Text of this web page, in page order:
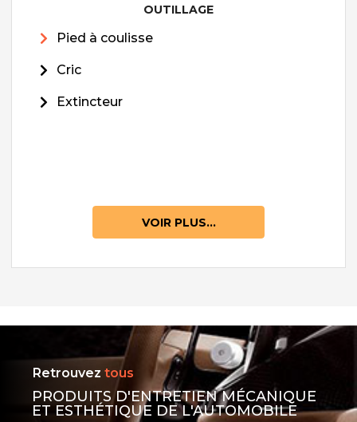
OUTILLAGE
Pied à coulisse
Cric
Extincteur
VOIR PLUS...
Retrouvez tous
PRODUITS D'ENTRETIEN MÉCANIQUE
ET ESTHÉTIQUE DE L'AUTOMOBILE